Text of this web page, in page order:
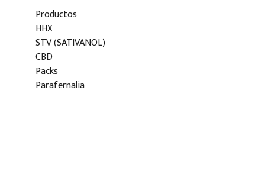
Productos
HHX
STV (SATIVANOL)
CBD
Packs
Parafernalia